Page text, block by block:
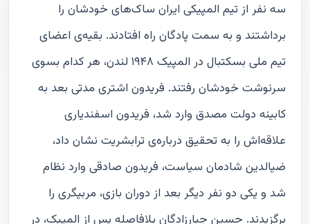
سه نفر از تیم المپیکی ایران ساک‌های خودشان را
برداشتند و به سمت پادگان راه افتادند. بقیه‌ی اعضای
تیم ملی بسکتبال در المپیک ۱۹۴۸ لندن، هر کدام بسوی
سرنوشت خودشان رفتند. فریدون اشتری مدتی بعد به
کابینه دولت مصدق وارد شد، فریدون اسفندیاری
علاقه‌اش را به تحقیق درباره‌ی ترابشریت نشان داد،
ضیالدین شادمان سیاست، فریدون صادقی وارد نظام
شد و یکی دو نفر دیگر بعد از دوران بازی، مربیگری را
برگزیدند. حسین جبارزادگان بلافاصله پس از المپیک، در